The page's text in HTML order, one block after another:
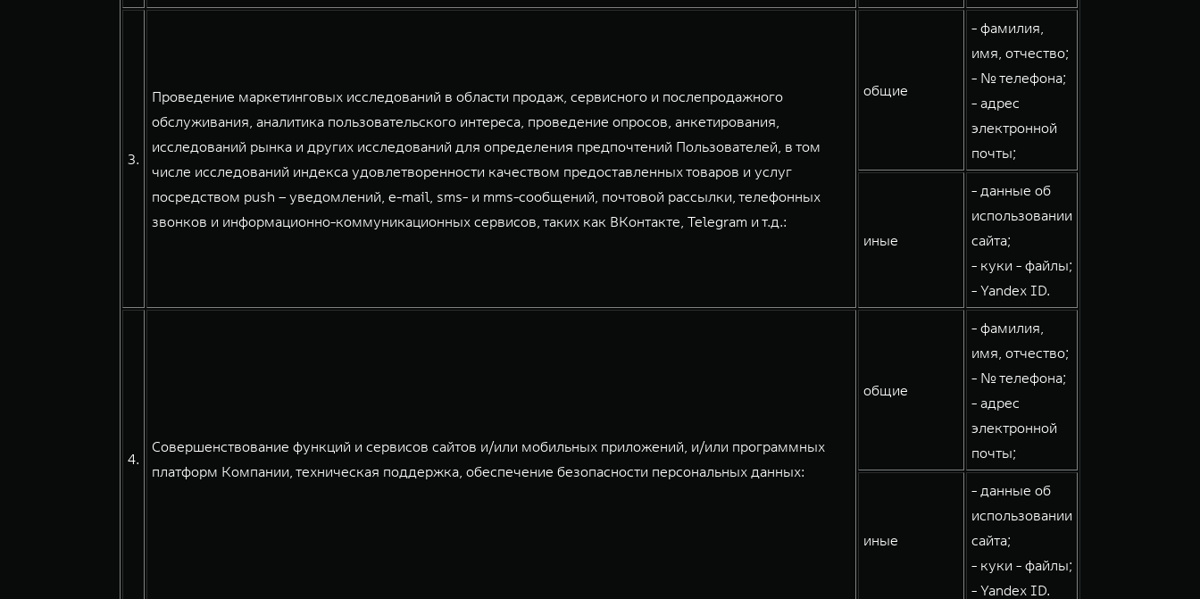
3.
Проведение маркетинговых исследований в области продаж, сервисного и послепродажного
обслуживания, аналитика пользовательского интереса, проведение опросов, анкетирования,
исследований рынка и других исследований для определения предпочтений Пользователей, в том
числе исследований индекса удовлетворенности качеством предоставленных товаров и услуг
посредством push – уведомлений, e-mail, sms- и mms-сообщений, почтовой рассылки, телефонных
звонков и информационно-коммуникационных сервисов, таких как ВКонтакте, Telegram и т.д.:
общие
- фамилия,
имя, отчество;
- № телефона;
- адрес
электронной
почты;
иные
- данные об
использовании
сайта;
- куки - файлы;
- Yandex ID.
4.
Совершенствование функций и сервисов сайтов и/или мобильных приложений, и/или программных
платформ Компании, техническая поддержка, обеспечение безопасности персональных данных:
общие
- фамилия,
имя, отчество;
- № телефона;
- адрес
электронной
почты;
иные
- данные об
использовании
сайта;
- куки - файлы;
- Yandex ID.